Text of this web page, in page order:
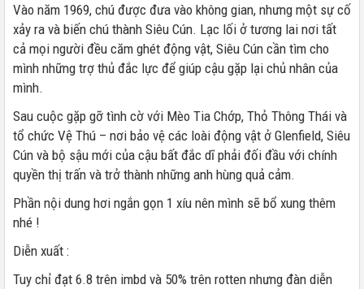
Vào năm 1969, chú được đưa vào không gian, nhưng một sự cố
xảy ra và biến chú thành Siêu Cún. Lạc lối ở tương lai nơi tất
cả mọi người đều căm ghét động vật, Siêu Cún cần tìm cho
mình những trợ thủ đắc lực để giúp cậu gặp lại chủ nhân của
mình.
Sau cuộc gặp gỡ tình cờ với Mèo Tia Chớp, Thỏ Thông Thái và
tổ chức Vệ Thú – nơi bảo vệ các loài động vật ở Glenfield, Siêu
Cún và bộ sậu mới của cậu bất đắc dĩ phải đối đầu với chính
quyền thị trấn và trở thành những anh hùng quả cảm.
Phần nội dung hơi ngắn gọn 1 xíu nên mình sẽ bổ xung thêm
nhé !
Diễn xuất :
Tuy chỉ đạt 6.8 trên imbd và 50% trên rotten nhưng đàn diễn